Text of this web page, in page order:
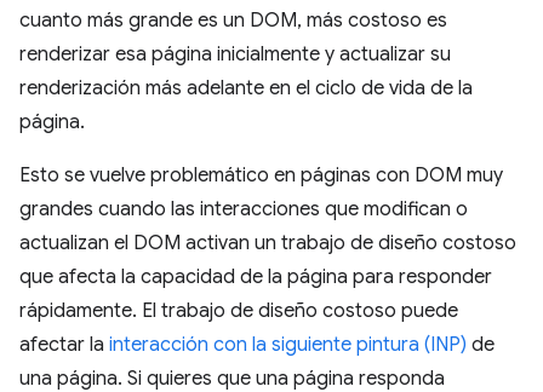
cuanto más grande es un DOM, más costoso es
renderizar esa página inicialmente y actualizar su
renderización más adelante en el ciclo de vida de la
página.
Esto se vuelve problemático en páginas con DOM muy
grandes cuando las interacciones que modifican o
actualizan el DOM activan un trabajo de diseño costoso
que afecta la capacidad de la página para responder
rápidamente. El trabajo de diseño costoso puede
afectar la interacción con la siguiente pintura (INP) de
una página. Si quieres que una página responda